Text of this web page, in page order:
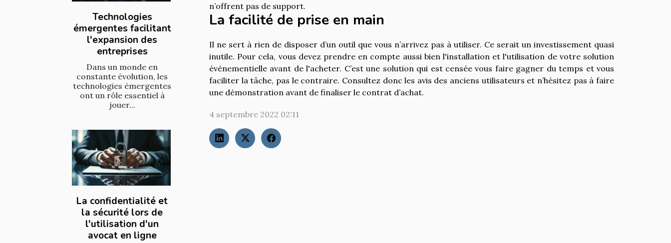
Technologies
émergentes facilitant
l'expansion des
entreprises
Dans un monde en
constante évolution, les
technologies émergentes
ont un rôle essentiel à
jouer...
La confidentialité et
la sécurité lors de
l'utilisation d'un
avocat en ligne
n’offrent pas de support.
La facilité de prise en main
Il ne sert à rien de disposer d’un outil que vous n’arrivez pas à utiliser. Ce serait un investissement quasi
inutile. Pour cela, vous devez prendre en compte aussi bien l'installation et l'utilisation de votre solution
événementielle avant de l'acheter. C’est une solution qui est censée vous faire gagner du temps et vous
faciliter la tâche, pas le contraire. Consultez donc les avis des anciens utilisateurs et n’hésitez pas à faire
une démonstration avant de finaliser le contrat d’achat.
4 septembre 2022 02:11